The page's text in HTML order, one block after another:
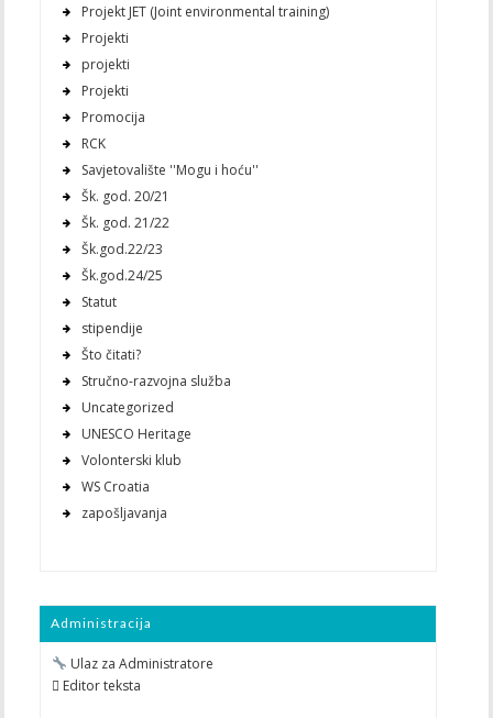
Projekt JET (Joint environmental training)
Projekti
projekti
Projekti
Promocija
RCK
Savjetovalište ''Mogu i hoću''
Šk. god. 20/21
Šk. god. 21/22
Šk.god.22/23
Šk.god.24/25
Statut
stipendije
Što čitati?
Stručno-razvojna služba
Uncategorized
UNESCO Heritage
Volonterski klub
WS Croatia
zapošljavanja
Administracija
Ulaz za Administratore
 Editor teksta